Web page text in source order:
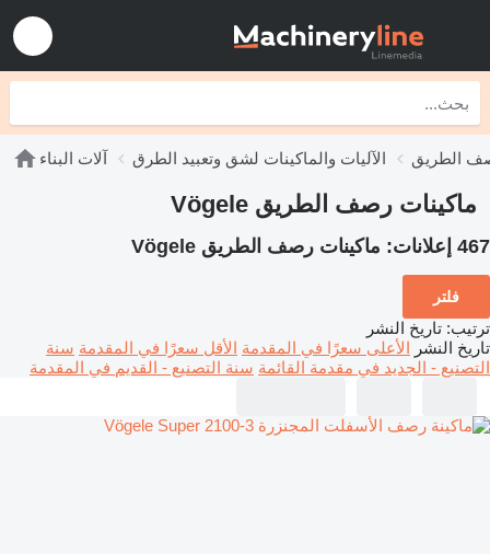
آلات البناء الآليات والماكينات لشق وتعبيد الطرق الطريق
ماكينات رصف الطريق Vögele
467 إعلانات: ماكينات رصف الطريق Vögele
فلتر
ترتيب: تاريخ النشر
تاريخ النشر الأعلى سعرًا في المقدمة الأقل سعرًا في المقدمة سنة
التصنيع - الجديد في مقدمة القائمة سنة التصنيع - القديم في المقدمة